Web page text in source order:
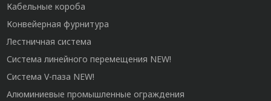
Кабельные короба
Конвейерная фурнитура
Лестничная система
Система линейного перемещения NEW!
Система V-паза NEW!
Алюминиевые промышленные ограждения